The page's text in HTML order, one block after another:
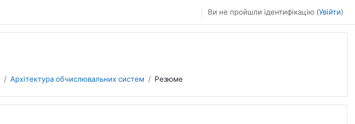
Ви не пройшли ідентифікацію (Увійти)
Архітектура обчислювальних систем Резюме